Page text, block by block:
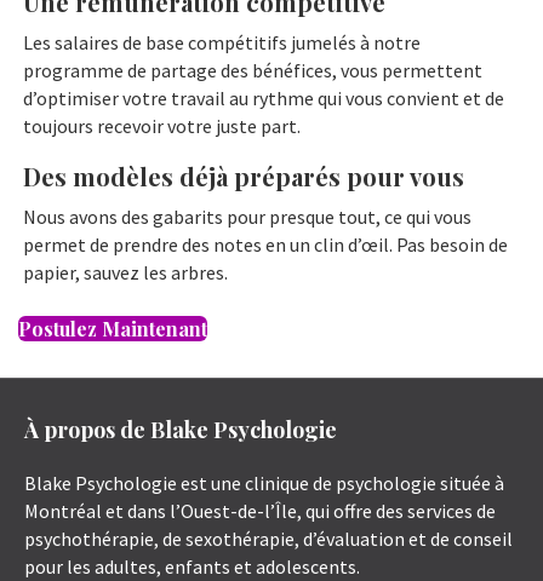
Les salaires de base compétitifs jumelés à notre
programme de partage des bénéfices, vous permettent
d’optimiser votre travail au rythme qui vous convient et de
toujours recevoir votre juste part.
Des modèles déjà préparés pour vous
Nous avons des gabarits pour presque tout, ce qui vous
permet de prendre des notes en un clin d’œil. Pas besoin de
papier, sauvez les arbres.
Postulez Maintenant
À propos de Blake Psychologie
Blake Psychologie est une clinique de psychologie située à
Montréal et dans l’Ouest-de-l’Île, qui offre des services de
psychothérapie, de sexothérapie, d’évaluation et de conseil
pour les adultes, enfants et adolescents.